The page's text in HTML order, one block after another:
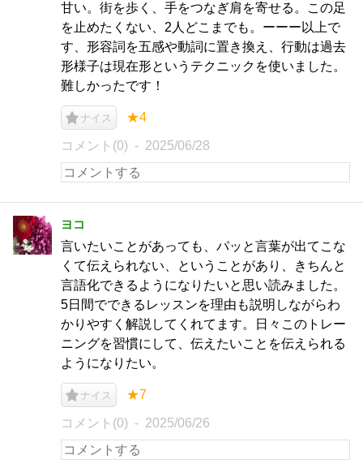
甘い。街を歩く、手をつなぎ肩を寄せる。この足
を止めたくない、2人どこまでも。ーーー以上で
す、形容詞を五感や動詞に置き換え、行動は過去
形様子は現在形というテクニックを使いました。
難しかったです！
ナイス ★4
コメント(0) 2025/06/28
ヨコ
言いたいことがあっても、パッと言葉が出てこな
くて伝えられない、ということがあり、きちんと
言語化できるようになりたいと思い読みました。
5日間でできるレッスンを理由も説明しながらわ
かりやすく解説してくれてます。日々このトレー
ニングを習慣にして、伝えたいことを伝えられる
ようになりたい。
ナイス ★7
コメント(0) 2025/06/26